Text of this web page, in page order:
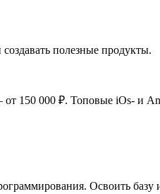
полезные продукты.
150 000 ₽. Топовые iOs- и
Освоить